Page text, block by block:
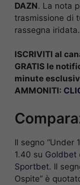
DAZN. La nota
trasmissione di
rassegna iridata.
ISCRIVITI al
GRATIS le
minute esclusivi
AMMONITI:
Il segno “Under
1.40 su Goldbet
Sportbet. Il
Ospite” è